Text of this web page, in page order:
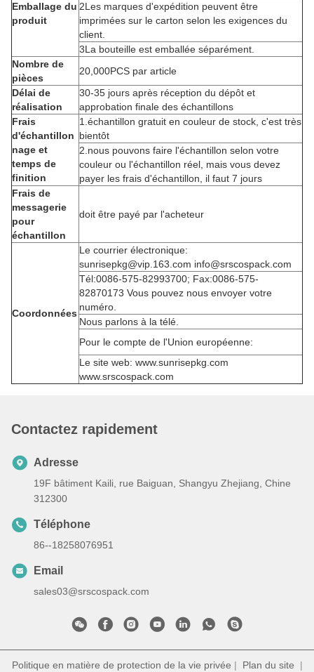
Emballage du
produit
2Les marques d'expédition peuvent être
imprimées sur le carton selon les exigences du
client.
3La bouteille est emballée séparément.
Nombre de
pièces
20,000PCS par article
Délai de
réalisation
30-35 jours après réception du dépôt et
approbation finale des échantillons
Frais
d'échantillon
nage et
temps de
finition
1.échantillon gratuit en couleur de stock, c'est très
bientôt
2.nous pouvons faire l'échantillon selon votre
couleur ou l'échantillon réel, mais vous devez
payer les frais d'échantillon, il faut 7 jours
Frais de
messagerie
pour
échantillon
doit être payé par l'acheteur
Coordonnées
Le courrier électronique:
sunrisepkg@vip.163.com info@srscospack.com
Tél:0086-575-82993700; Fax:0086-575-
82870173 Vous pouvez nous envoyer votre
numéro.
Nous parlons à la télé.
Pour le compte de l'Union européenne:
Le site web: www.sunrisepkg.com
www.srscospack.com
Contactez rapidement
Adresse
19F bâtiment Kaili, rue Baiguan, Shangyu Zhejiang, Chine
312300
Téléphone
86--18258076951
Email
sales03@srscospack.com
Politique en matière de protection de la vie privée | Plan du site |